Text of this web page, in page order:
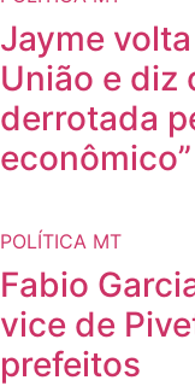
Jayme
União e diz
derrotada
econômico”
POLÍTICA MT
Fabio
vice de
prefeitos